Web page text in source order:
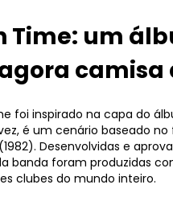
Time: um
camisa
foi inspirado na capa do
é um cenário baseado no
Desenvolvidas e
banda foram produzidas
clubes do mundo inteiro.